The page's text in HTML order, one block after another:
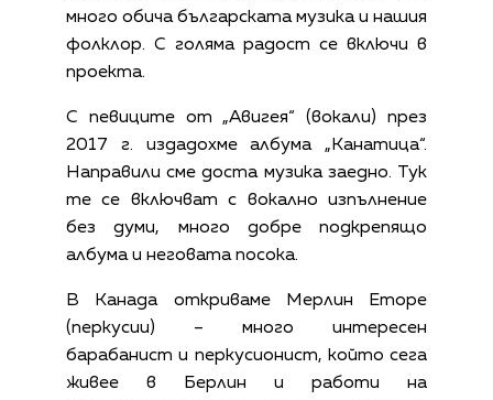
много обича българската музика и нашия
фолклор. С голяма радост се включи в
проекта.
С певиците от „Авигея“ (вокали) през
2017 г. издадохме албума „Канатица“.
Направили сме доста музика заедно. Тук
те се включват с вокално изпълнение
без думи, много добре подкрепящо
албума и неговата посока.
В Канада откриваме Мерлин Еторе
(перкусии) – много интересен
барабанист и перкусионист, който сега
живее в Берлин и работи на